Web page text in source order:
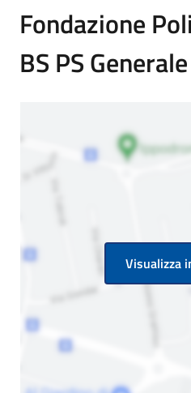
Fondazione
BS PS Generale
Visualizza